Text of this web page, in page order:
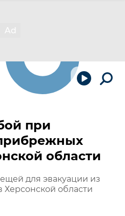
при
области
для эвакуации из
области